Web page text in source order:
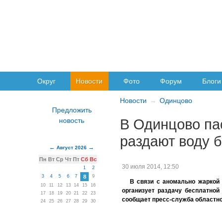
Округ Новости Фото Форум Блоги
Новости Одинцово
В Одинцово
раздают воду
30 июля 2014, 12:50
В связи с аномально жаркой
организует раздачу
сообщает пресс-служба
Август 2026
Пн Вт Ср Чт Пт Сб Вс
1
2
3
4 5 6 7 8
9
10
11 12 13 14 15
16
17
18 19 20 21 22
23
24
25 26 27 28 29
30